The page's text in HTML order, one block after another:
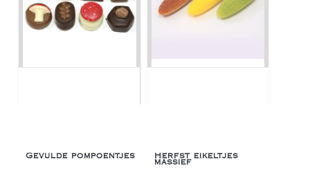
Gevulde pompoentjes
Herfst eikeltjes
massief